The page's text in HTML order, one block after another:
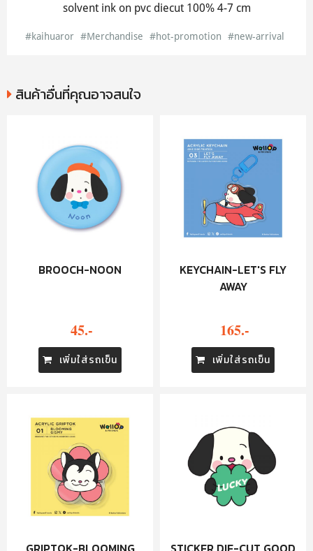
solvent ink on pvc diecut 100% 4-7 cm
#kaihuaror #Merchandise #hot-promotion #new-arrival
สินค้าอื่นที่คุณอาจสนใจ
BROOCH-NOON
45.-
เพิ่มใส่รถเข็น
KEYCHAIN-LET'S FLY
AWAY
165.-
เพิ่มใส่รถเข็น